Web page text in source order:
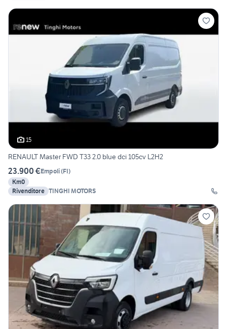
15
RENAULT Master FWD T33 2.0 blue dci 105cv L2H2
23.900 €Empoli(FI)
Km0
Rivenditore TINGHI MOTORS